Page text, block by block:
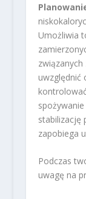
Umożliwia
uwzględnić
spożywanie
stabilizację
zapobiega
Podczas
uwagę na